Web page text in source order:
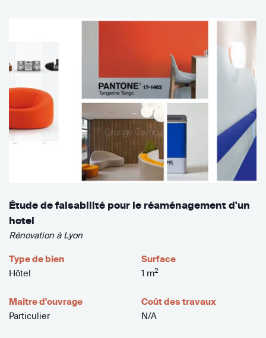
Étude de faisabilité pour le réaménagement d'un
hotel
Rénovation à Lyon
Type de bien
Hôtel
Surface
1 m2
Maître d'ouvrage
Particulier
Coût des travaux
N/A